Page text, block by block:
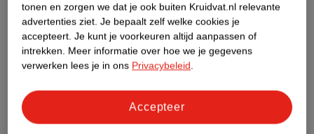
Nature Impact Score
Rood (-) = hoge impact op het milieu.
Groen (+) = lage impact op het milieu.
Gebaseerd op wereldwijde
gemiddelden.
tonen en zorgen we dat je ook buiten Kruidvat.nl relevante
advertenties ziet. Je bepaalt zelf welke cookies je
accepteert. Je kunt je voorkeuren altijd aanpassen of
intrekken. Meer informatie over hoe we je gegevens
verwerken lees je in ons Privacybeleid.
Accepteer